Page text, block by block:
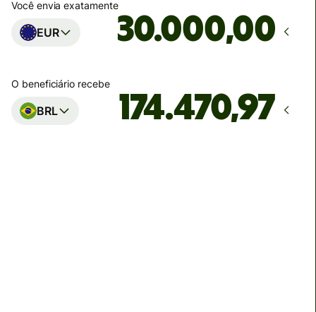
Você envia exatamente
EUR ,00
O beneficiário recebe
BRL